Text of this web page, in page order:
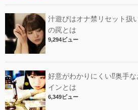
汁遊びはオナ禁リセット扱
の罠とは
9,294ビュー
好意がわかりにくい⁉︎奥手
インとは
6,349ビュー